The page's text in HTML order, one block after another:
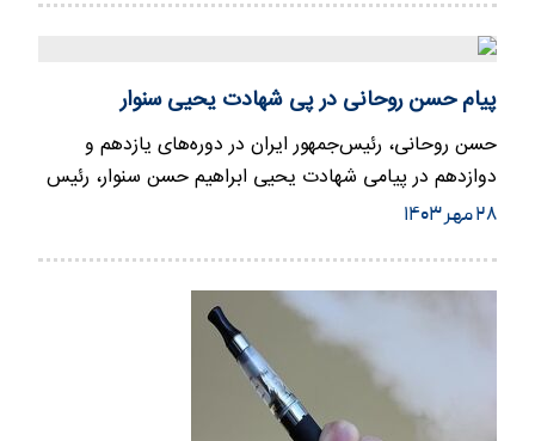
پیام حسن روحانی در پی شهادت یحیی سنوار
حسن روحانی، رئیس‌جمهور ایران در دوره‌های یازدهم و
دوازدهم در پیامی شهادت یحیی ابراهیم حسن سنوار، رئیس
دفتر سیاسی جنبش…
۲۸ مهر ۱۴۰۳